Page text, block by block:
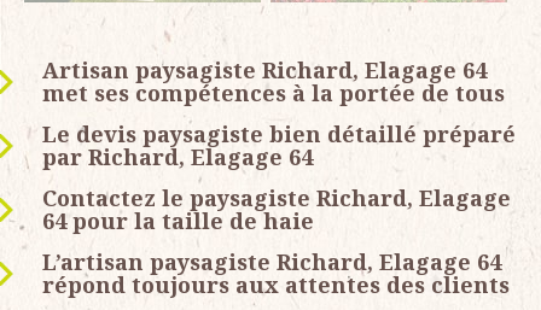
Artisan paysagiste Richard, Elagage 64
met ses compétences à la portée de tous
Le devis paysagiste bien détaillé préparé
par Richard, Elagage 64
Contactez le paysagiste Richard, Elagage
64 pour la taille de haie
L’artisan paysagiste Richard, Elagage 64
répond toujours aux attentes des clients